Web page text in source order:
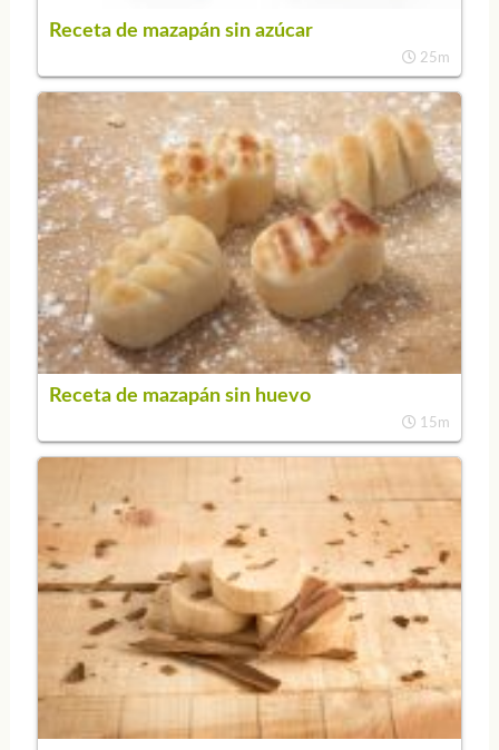
Receta de mazapán sin azúcar
25m
Receta de mazapán sin huevo
15m